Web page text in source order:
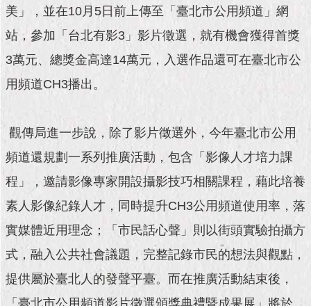
發
現
臺
主
題
與
互
動
活
動
美」，並在10月5日前上傳至「臺北市公用頻道」網
站，參加「台北有影3」影片徵選，就有機會獲得首獎
3萬元、總獎金高達14萬元，入選作品還可在臺北市公
用頻道CH3播出。
觀傳局進一步說，除了影片徵選外，今年臺北市公用
頻道還規劃一系列推廣活動，包含「影像人才培力課
程」，邀請影像專家開設攝影技巧相關課程，藉此培養
素人影像紀錄人才，同時提升CH3公用頻道使用率，落
實媒體近用理念；「市民話心聲」則以街頭實驗拍攝方
式，融入公共社會議題，完整記錄市民的想法與觀點，
提供屬於臺北人的發聲平臺。而在推廣活動結束後，